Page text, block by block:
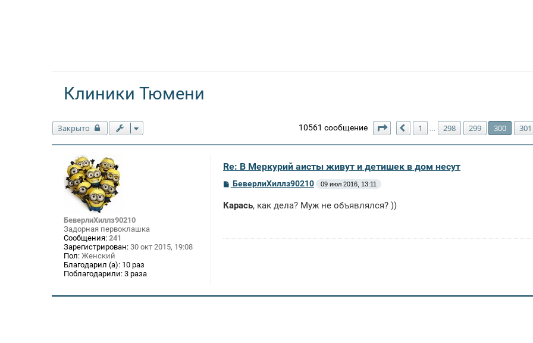
Клиники Тюмени
Закрыто 10561 сообщение Страница 300 из302
Пред.
1 … 298 299 300 301
БеверлиХиллз90210
Задорная первоклашка
Сообщения: 241
Зарегистрирован: 30 окт 2015, 19:08
Пол: Женский
Благодарил (а): 10 раз
Поблагодарили: 3 раза
Re: В Меркурий аисты живут и детишек в дом несут
С
б
БеверлиХиллз90210 09 июл 2016, 13:11
Карась, как дела? Муж не объявлялся? ))